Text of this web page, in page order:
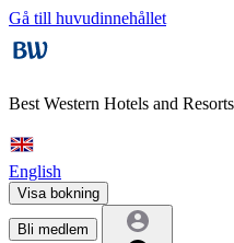
Gå till huvudinnehållet
Best Western Hotels and
English
Visa bokning
Bli medlem